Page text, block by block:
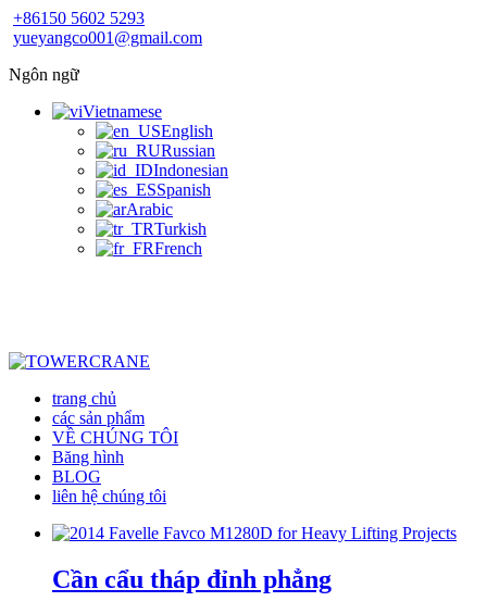
+86150 5602 5293
yueyangco001@gmail.com
Ngôn ngữ
Vietnamese
English
Russian
Indonesian
Spanish
Arabic
Turkish
French
trang chủ
các sản phẩm
VỀ CHÚNG TÔI
Băng hình
BLOG
liên hệ chúng tôi
Cần cẩu tháp đỉnh phẳng